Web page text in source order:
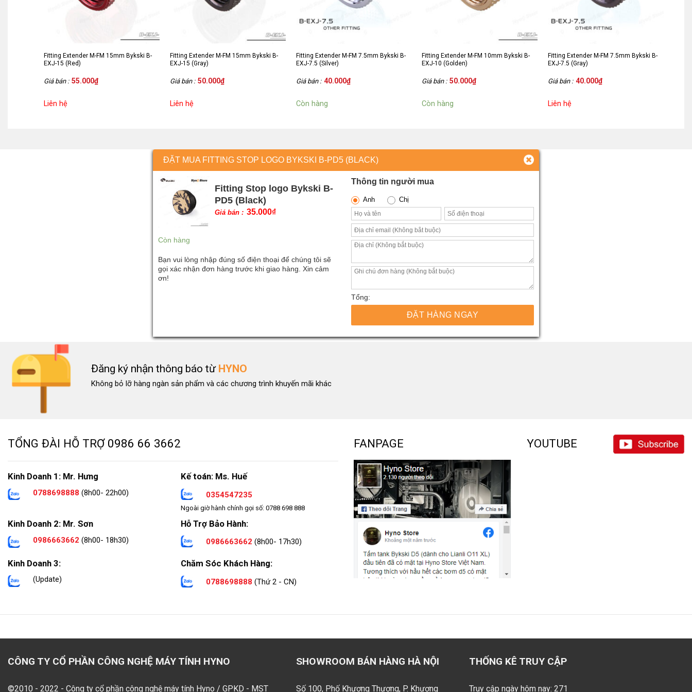
Fitting Extender M-FM 15mm Bykski B-
EXJ-15 (Red)
Giá bán : 55.000₫
Liên hệ
Fitting Extender M-FM 15mm Bykski B-
EXJ-15 (Gray)
Giá bán : 50.000₫
Liên hệ
Fitting Extender M-FM 7.5mm Bykski B-
EXJ-7.5 (Silver)
Giá bán : 40.000₫
Còn hàng
Fitting Extender M-FM 10mm Bykski B-
EXJ-10 (Golden)
Giá bán : 50.000₫
Còn hàng
Fitting Extender M-FM 7.5mm Bykski B-
EXJ-7.5 (Gray)
Giá bán : 40.000₫
Liên hệ
ĐẶT MUA FITTING STOP LOGO BYKSKI B-PD5 (BLACK)
Fitting Stop logo Bykski B-
PD5 (Black)
Giá bán : 35.000₫
Còn hàng
Bạn vui lòng nhập đúng số điện thoại để chúng tôi sẽ
gọi xác nhận đơn hàng trước khi giao hàng. Xin cảm
ơn!
Thông tin người mua
Anh Chị
Tổng:
ĐẶT HÀNG NGAY
Đăng ký nhận thông báo từ HYNO
Không bỏ lỡ hàng ngàn sản phẩm và các chương trình khuyến mãi khác
TỔNG ĐÀI HỖ TRỢ 0986 66 3662
Kinh Doanh 1: Mr. Hưng
0788698888 (8h00- 22h00)
Kinh Doanh 2: Mr. Sơn
0986663662 (8h00- 18h30)
Kinh Doanh 3:
(Update)
Kế toán: Ms. Huế
0354547235
Ngoài giờ hành chính gọi số: 0788 698 888
Hỗ Trợ Bảo Hành:
0986663662 (8h00- 17h30)
Chăm Sóc Khách Hàng:
0788698888 (Thứ 2 - CN)
FANPAGE YOUTUBE
CÔNG TY CỔ PHẦN CÔNG NGHỆ MÁY TÍNH HYNO
©2010 - 2022 - Công ty cổ phần công nghệ máy tính Hyno / GPKD - MST
SHOWROOM BÁN HÀNG HÀ NỘI
Số 100, Phố Khương Thượng, P. Khương
THỐNG KÊ TRUY CẬP
Truy cập ngày hôm nay: 271